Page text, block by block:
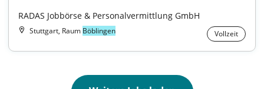
RADAS Jobbörse & Personalvermittlung GmbH
Stuttgart, Raum Böblingen Vollzeit